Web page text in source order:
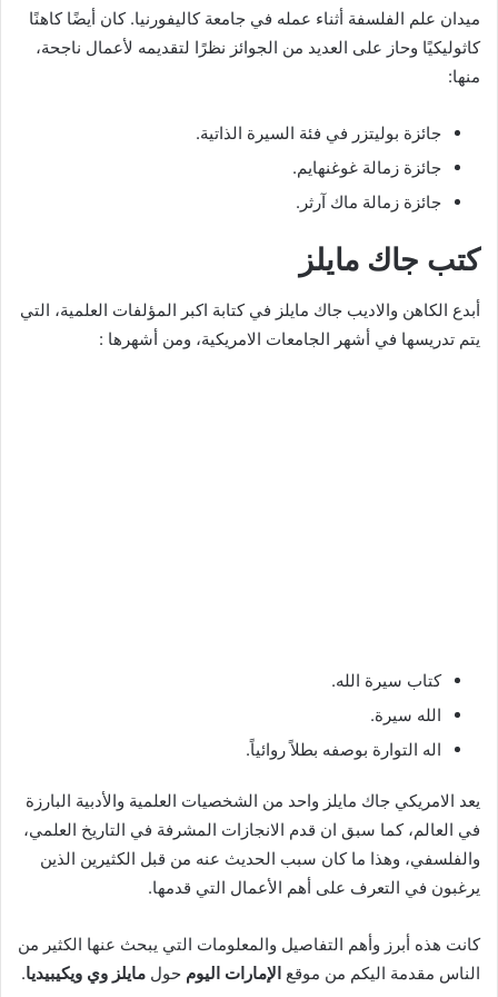
ميدان علم الفلسفة أثناء عمله في جامعة كاليفورنيا. كان أيضًا كاهنًا
كاثوليكيًا وحاز على العديد من الجوائز نظرًا لتقديمه لأعمال ناجحة،
منها:
جائزة بوليتزر في فئة السيرة الذاتية.
جائزة زمالة غوغنهايم.
جائزة زمالة ماك آرثر.
كتب جاك مايلز
أبدع الكاهن والاديب جاك مايلز في كتابة اكبر المؤلفات العلمية، التي
يتم تدريسها في أشهر الجامعات الامريكية، ومن أشهرها :
كتاب سيرة الله.
الله سيرة.
اله التوارة بوصفه بطلاً روائياً.
يعد الامريكي جاك مايلز واحد من الشخصيات العلمية والأدبية البارزة
في العالم، كما سبق ان قدم الانجازات المشرفة في التاريخ العلمي،
والفلسفي، وهذا ما كان سبب الحديث عنه من قبل الكثيرين الذين
يرغبون في التعرف على أهم الأعمال التي قدمها.
كانت هذه أبرز وأهم التفاصيل والمعلومات التي يبحث عنها الكثير من
الناس مقدمة اليكم من موقع الإمارات اليوم حول مايلز وي ويكيبيديا.